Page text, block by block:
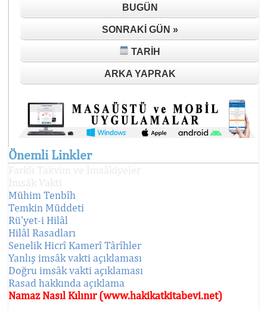
BUGÜN
SONRAKI GÜN »
TARIH
ARKA YAPRAK
Önemli Linkler
İmsâk Vakti
Mühim Tenbîh
Temkin Müddeti
Rü'yet-i Hilâl
Hilâl Rasadları
Senelik Hicrî Kamerî Târîhler
Yanlış imsâk vakti açıklaması
Doğru imsâk vakti açıklaması
Rasad hakkında açıklama
Namaz Nasıl Kılınır (www.hakikatkitabevi.net)